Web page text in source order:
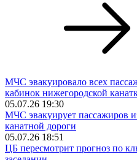
МЧС эвакуировало всех
кабинок нижегородской
05.07.26 19:30
МЧС эвакуирует пассажиров
канатной дороги
05.07.26 18:51
ЦБ пересмотрит прогноз по